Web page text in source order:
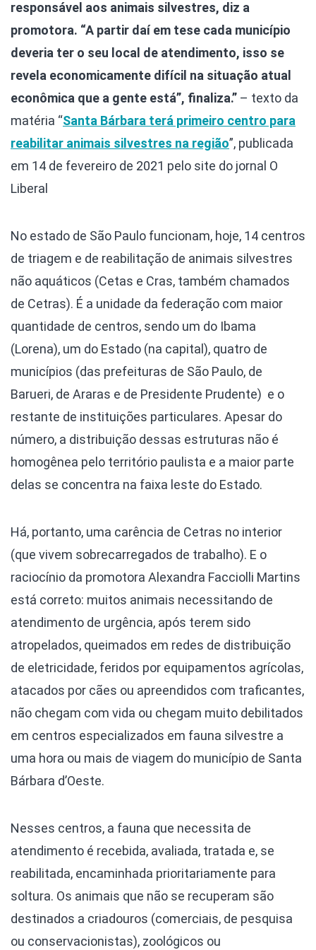
responsável aos animais silvestres, diz a
promotora. “A partir daí em tese cada município
deveria ter o seu local de atendimento, isso se
revela economicamente difícil na situação atual
econômica que a gente está”, finaliza.” – texto da
matéria “Santa Bárbara terá primeiro centro para
reabilitar animais silvestres na região”, publicada
em 14 de fevereiro de 2021 pelo site do jornal O
Liberal
No estado de São Paulo funcionam, hoje, 14 centros
de triagem e de reabilitação de animais silvestres
não aquáticos (Cetas e Cras, também chamados
de Cetras). É a unidade da federação com maior
quantidade de centros, sendo um do Ibama
(Lorena), um do Estado (na capital), quatro de
municípios (das prefeituras de São Paulo, de
Barueri, de Araras e de Presidente Prudente) e o
restante de instituições particulares. Apesar do
número, a distribuição dessas estruturas não é
homogênea pelo território paulista e a maior parte
delas se concentra na faixa leste do Estado.
Há, portanto, uma carência de Cetras no interior
(que vivem sobrecarregados de trabalho). E o
raciocínio da promotora Alexandra Facciolli Martins
está correto: muitos animais necessitando de
atendimento de urgência, após terem sido
atropelados, queimados em redes de distribuição
de eletricidade, feridos por equipamentos agrícolas,
atacados por cães ou apreendidos com traficantes,
não chegam com vida ou chegam muito debilitados
em centros especializados em fauna silvestre a
uma hora ou mais de viagem do município de Santa
Bárbara d’Oeste.
Nesses centros, a fauna que necessita de
atendimento é recebida, avaliada, tratada e, se
reabilitada, encaminhada prioritariamente para
soltura. Os animais que não se recuperam são
destinados a criadouros (comerciais, de pesquisa
ou conservacionistas), zoológicos ou